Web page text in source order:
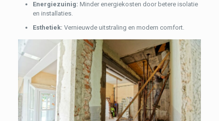
Energiezuinig: Minder energiekosten door betere isolatie
en installaties.
Esthetiek: Vernieuwde uitstraling en modern comfort.